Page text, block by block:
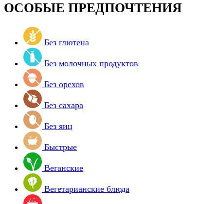
ОСОБЫЕ ПРЕДПОЧТЕНИЯ
Без глютена
Без молочных продуктов
Без орехов
Без сахара
Без яиц
Быстрые
Веганские
Вегетарианские блюда